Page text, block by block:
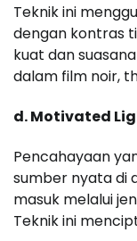
Teknik ini
dengan kontras
kuat dan
dalam film noir,
d. Motivated
Pencahayaan
sumber nyata di
masuk melalui
Teknik ini